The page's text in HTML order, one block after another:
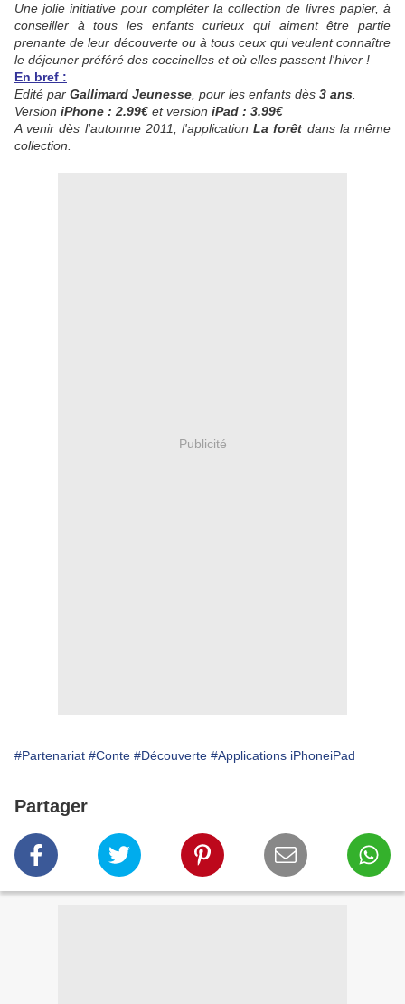
Une jolie initiative pour compléter la collection de livres papier, à
conseiller à tous les enfants curieux qui aiment être partie
prenante de leur découverte ou à tous ceux qui veulent connaître
le déjeuner préféré des coccinelles et où elles passent l'hiver !
En bref :
Edité par Gallimard Jeunesse , pour les enfants dès 3 ans
Version iPhone : 2.99€et version iPad : 3.99€
A venir dès l'automne 2011, l'applicationLa forêt dans la même
collection.
Publicité
#Partenariat #Conte #Découverte #Applications iPhoneiPad
Partager